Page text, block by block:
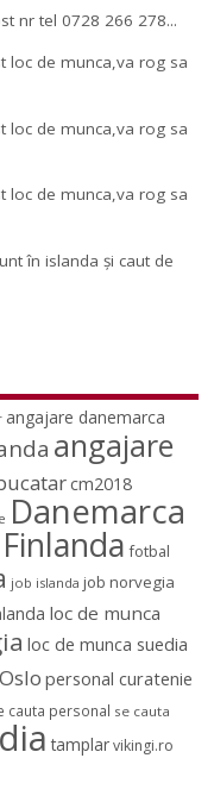
nr tel 0728 266 278...
loc de munca,va rog sa
loc de munca,va rog sa
loc de munca,va rog sa
în islanda și caut de
angajare danemarca
angajare
cm2018
Danemarca
Finlanda fotbal
job islanda job norvegia
loc de munca
loc de munca suedia
Oslo personal curatenie
cauta personal se cauta
tamplar vikingi.ro